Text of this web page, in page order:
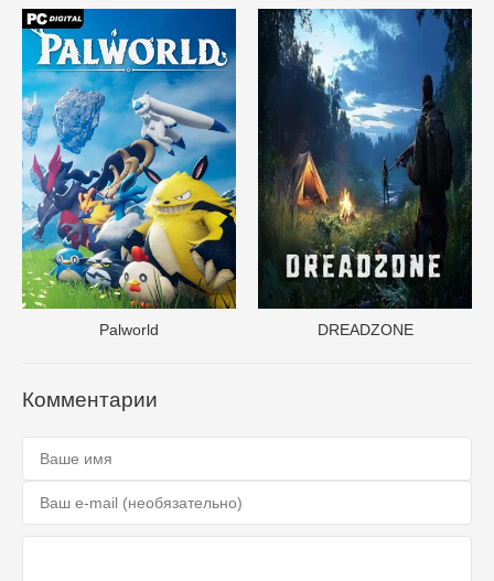
Palworld DREADZONE
Комментарии